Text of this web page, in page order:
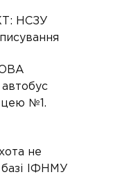
НСЗУ
ОВА
№1.
не
базі ІФНМУ